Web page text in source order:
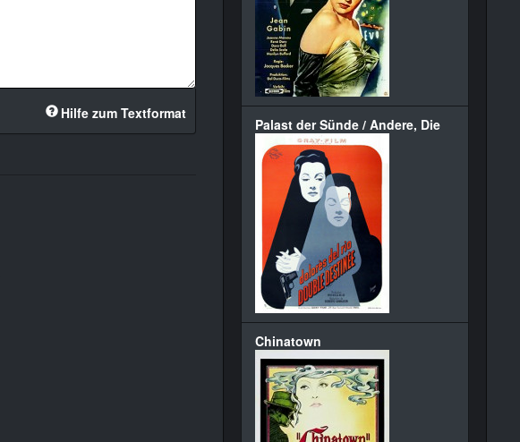
Hilfe zum Textformat
Palast der Sünde / Andere, Die
Chinatown